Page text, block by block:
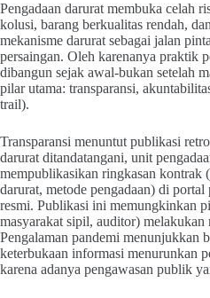
Pengadaan darurat membuka celah
kolusi, barang berkualitas rendah,
mekanisme darurat sebagai jalan
persaingan. Oleh karenanya praktik
dibangun sejak awal-bukan setelah
pilar utama: transparansi,
trail).
Transparansi menuntut publikasi
darurat ditandatangani, unit
mempublikasikan ringkasan kontrak
darurat, metode pengadaan) di portal
resmi. Publikasi ini memungkinkan
masyarakat sipil, auditor) melakukan
Pengalaman pandemi menunjukkan
keterbukaan informasi menurunkan
karena adanya pengawasan publik